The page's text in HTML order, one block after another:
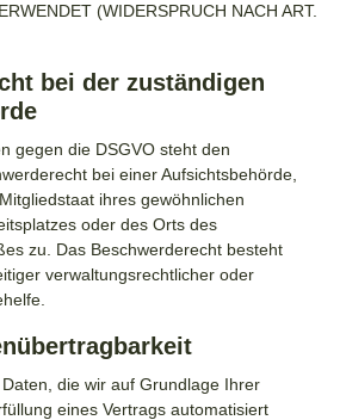
(WIDERSPRUCH NACH ART.
bei der zuständigen
gegen die DSGVO steht den
bei einer Aufsichtsbehörde,
ihres gewöhnlichen
oder des Orts des
zu. Das Beschwerderecht besteht
verwaltungsrechtlicher oder
die wir auf Grundlage Ihrer
eines Vertrags automatisiert